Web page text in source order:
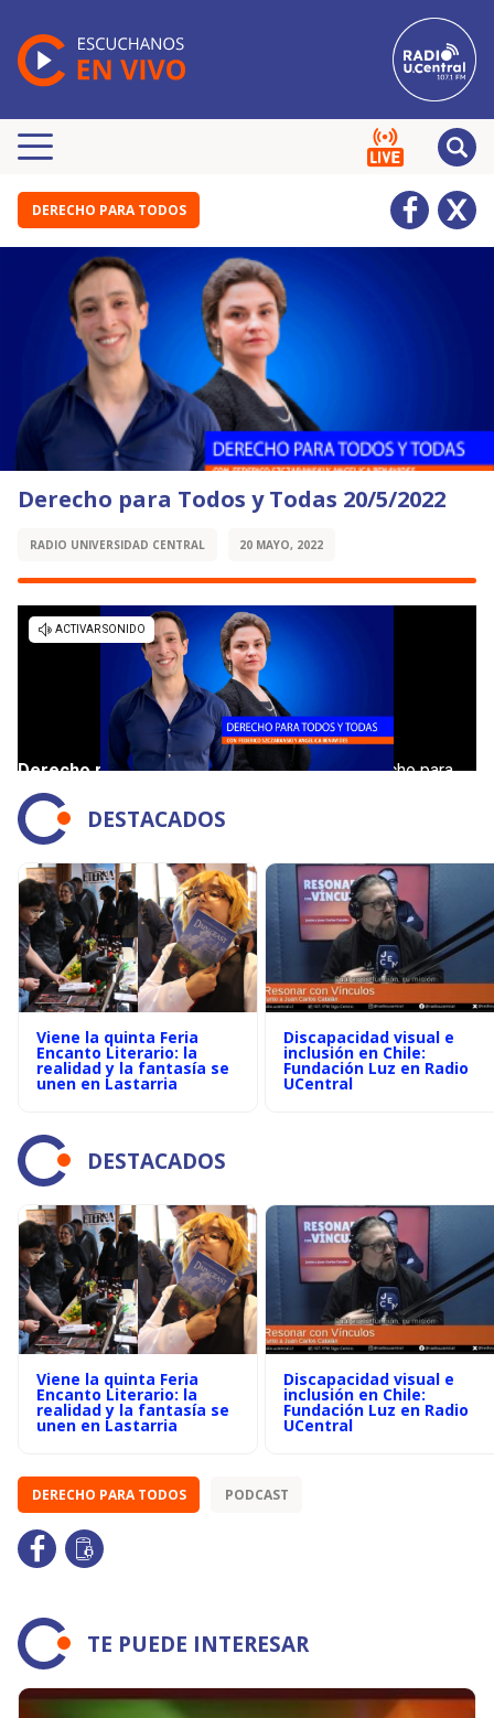
DERECHO PARA TODOS
Derecho para Todos y Todas 20/5/2022
RADIO UNIVERSIDAD CENTRAL 20 MAYO, 2022
DESTACADOS
Viene la quinta Feria
Encanto Literario: la
realidad y la fantasía se
unen en Lastarria
Discapacidad visual e
inclusión en Chile:
Fundación Luz en Radio
UCentral
DESTACADOS
Viene la quinta Feria
Encanto Literario: la
realidad y la fantasía se
unen en Lastarria
Discapacidad visual e
inclusión en Chile:
Fundación Luz en Radio
UCentral
DERECHO PARA TODOS PODCAST
TE PUEDE INTERESAR